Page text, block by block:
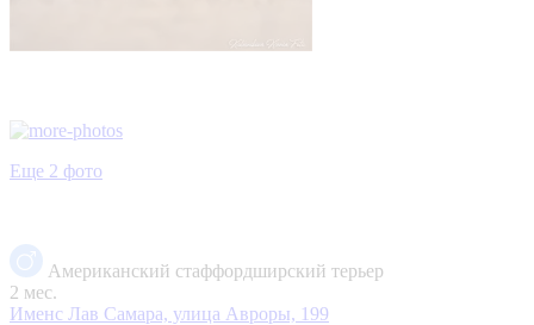
Еще 2 фото
Американский стаффордширский терьер
2 мес.
Именс Лав Самара, улица Авроры, 199